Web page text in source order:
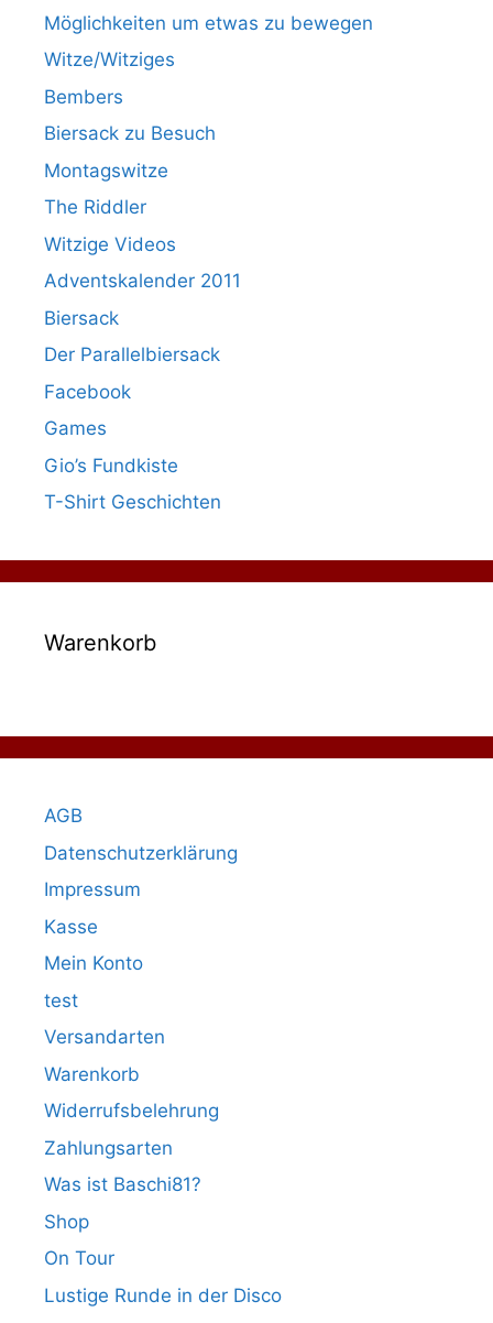
Möglichkeiten um etwas zu bewegen
Witze/Witziges
Bembers
Biersack zu Besuch
Montagswitze
The Riddler
Witzige Videos
Adventskalender 2011
Biersack
Der Parallelbiersack
Facebook
Games
Gio’s Fundkiste
T-Shirt Geschichten
Warenkorb
AGB
Datenschutzerklärung
Impressum
Kasse
Mein Konto
test
Versandarten
Warenkorb
Widerrufsbelehrung
Zahlungsarten
Was ist Baschi81?
Shop
On Tour
Lustige Runde in der Disco